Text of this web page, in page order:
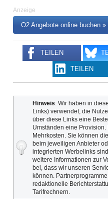
Anzeige
O2 Angebote online buchen »
TEILEN
TEILEN
Hinweis: Wir haben in
Links) verwendet, die
über diese Links eine
Umständen eine
Mehrkosten. Sie können
beim jeweiligen Anbieter
integrierten Werbelinks
weitere Informationen zur
bei, dass wir unseren
können.
redaktionelle
Tarifrechnern.